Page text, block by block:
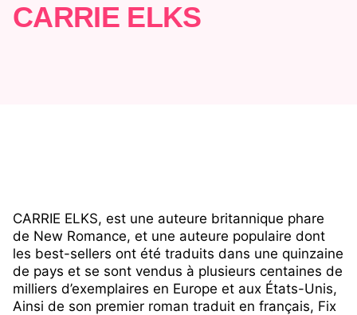
CARRIE ELKS
CARRIE ELKS, est une auteure britannique phare
de New Romance, et une auteure populaire dont
les best-sellers ont été traduits dans une quinzaine
de pays et se sont vendus à plusieurs centaines de
milliers d’exemplaires en Europe et aux États-Unis,
Ainsi de son premier roman traduit en français, Fix